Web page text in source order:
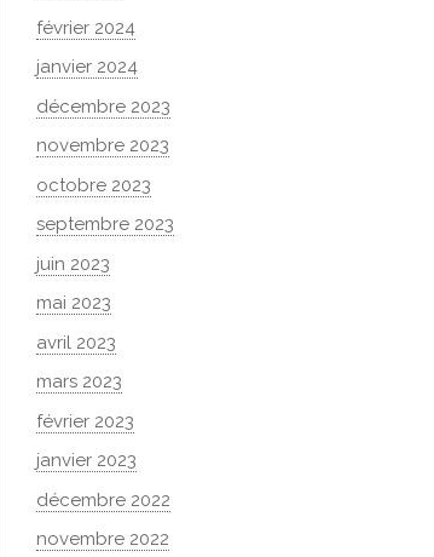
février 2024
janvier 2024
décembre 2023
novembre 2023
octobre 2023
septembre 2023
juin 2023
mai 2023
avril 2023
mars 2023
février 2023
janvier 2023
décembre 2022
novembre 2022